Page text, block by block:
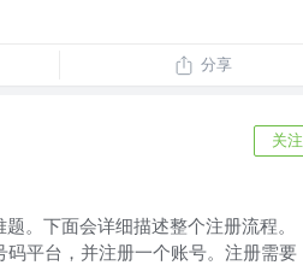
分享
关注
。下面会详细描述整个注册流程。
平台，并注册一个账号。注册需要